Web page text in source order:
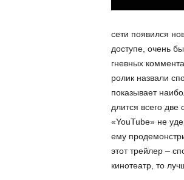
сети появился
доступе, очень
гневных
ролик назвали
показывает
длится всего
«YouTube» не
ему
этот трейлер –
кинотеатр, то